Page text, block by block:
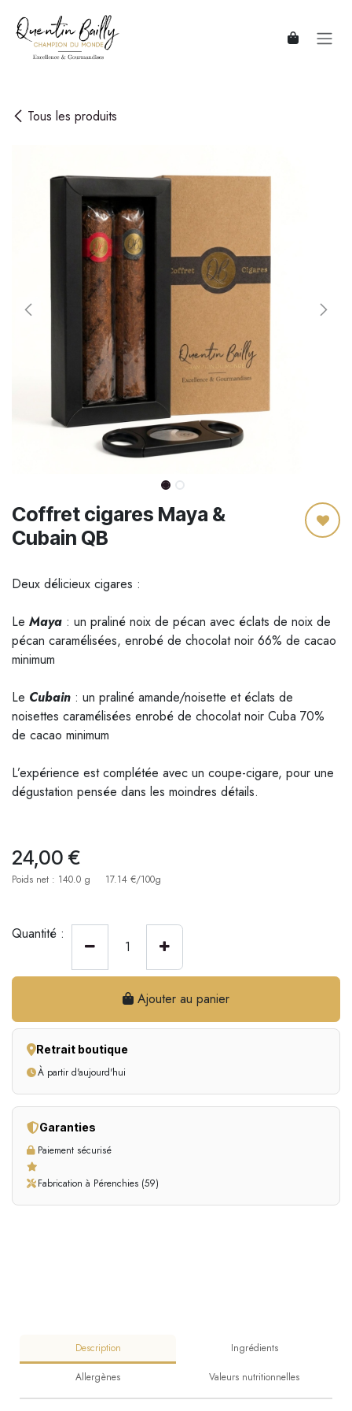
Tous les produits
Coffret cigares Maya &
Cubain QB
Deux délicieux cigares :
Le Maya : un praliné noix de pécan avec éclats de noix de
pécan caramélisées, enrobé de chocolat noir 66% de cacao
minimum
Le Cubain : un praliné amande/noisette et éclats de
noisettes caramélisées enrobé de chocolat noir Cuba 70%
de cacao minimum
L’expérience est complétée avec un coupe-cigare, pour une
dégustation pensée dans les moindres détails.
24,00 €
Poids net : 140.0 g 17.14 €/100g
Quantité :
Ajouter au panier
Retrait boutique
À partir d'aujourd'hui
Garanties
Paiement sécurisé
Fabrication à Pérenchies (59)
Description Ingrédients
Allergènes Valeurs nutritionnelles